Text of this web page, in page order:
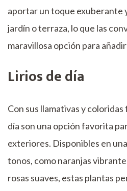
aportar un toque exuberante
jardín o terraza, lo que las
maravillosa opción para
Lirios de día
Con sus llamativas y
día son una opción favorita
exteriores. Disponibles en
tonos, como naranjas
rosas suaves, estas plantas